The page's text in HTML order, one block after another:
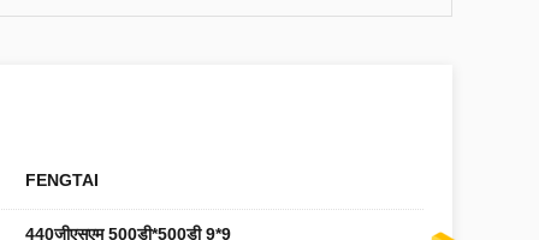
FENGTAI
440जीएसएम 500डी*500डी 9*9